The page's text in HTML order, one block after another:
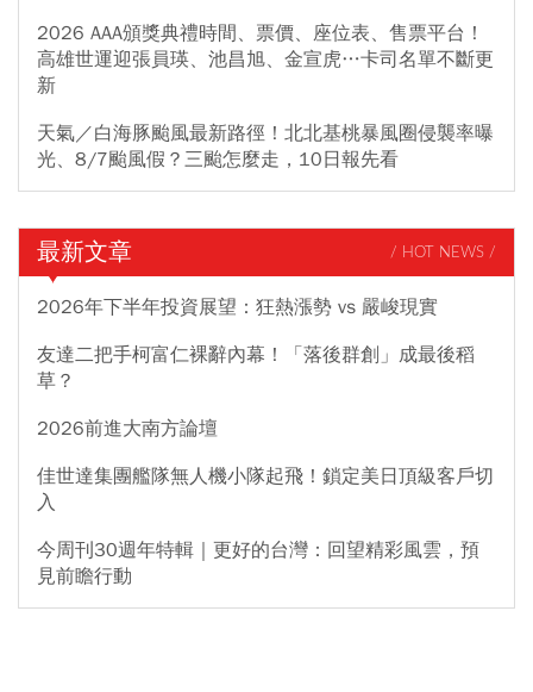
2026 AAA頒獎典禮時間、票價、座位表、售票平台！
高雄世運迎張員瑛、池昌旭、金宣虎…卡司名單不斷更
新
天氣／白海豚颱風最新路徑！北北基桃暴風圈侵襲率曝
光、8/7颱風假？三颱怎麼走，10日報先看
最新文章 / HOT NEWS /
2026年下半年投資展望：狂熱漲勢 vs 嚴峻現實
友達二把手柯富仁裸辭內幕！「落後群創」成最後稻
草？
2026前進大南方論壇
佳世達集團艦隊無人機小隊起飛！鎖定美日頂級客戶切
入
今周刊30週年特輯｜更好的台灣：回望精彩風雲，預
見前瞻行動